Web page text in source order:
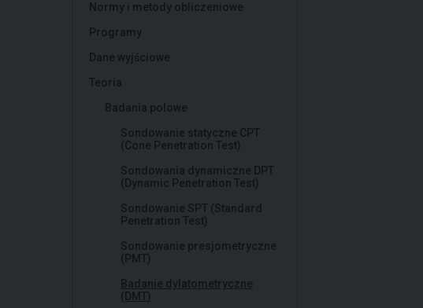
Normy i metody obliczeniowe
Programy
Dane wyjściowe
Teoria
Badania polowe
Sondowanie statyczne CPT
(Cone Penetration Test)
Sondowania dynamiczne DPT
(Dynamic Penetration Test)
Sondowanie SPT (Standard
Penetration Test)
Sondowanie presjometryczne
(PMT)
Badanie dylatometryczne
(DMT)